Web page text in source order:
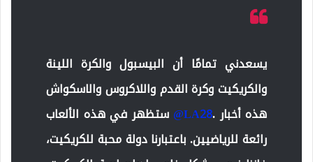
يسعدني تمامًا أن البيسبول والكرة اللينة
والكريكيت وكرة القدم واللاكروس والاسكواش
ستظهر في هذه الألعاب @LA28. هذه أخبار
رائعة للرياضيين. باعتبارنا دولة محبة للكريكيت،